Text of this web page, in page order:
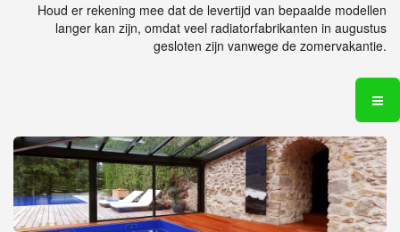
Houd er rekening mee dat de levertijd van bepaalde modellen
langer kan zijn, omdat veel radiatorfabrikanten in augustus
gesloten zijn vanwege de zomervakantie.